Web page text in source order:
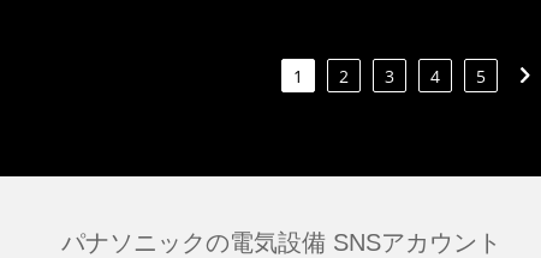
1 2 3 4 5
パナソニックの電気設備 SNSアカウント